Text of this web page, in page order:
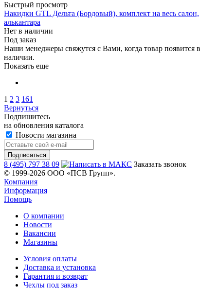
Быстрый просмотр
Накидки GTL Дельта (Бордовый), комплект на весь салон,
алькантара
Нет в наличии
Под заказ
Наши менеджеры свяжутся с Вами, когда товар появится в
наличии.
Показать еще
1 2 3 161
Вернуться
Подпишитесь
на обновления каталога
Новости магазина
8 (495) 797 38 09
Заказать звонок
© 1999-2026 ООО «ПСВ Групп».
Компания
Информация
Помощь
О компании
Новости
Вакансии
Магазины
Условия оплаты
Доставка и установка
Гарантия и возврат
Чехлы под заказ